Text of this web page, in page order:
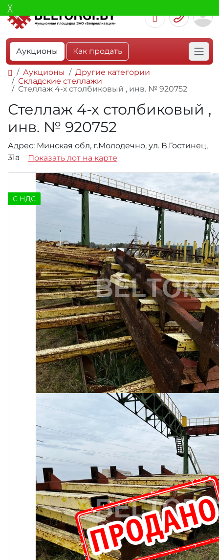
Аукционы Как продать
Аукционы
Другие категории
Складские стеллажи
Стеллаж 4-х столбиковый , инв. № 920752
Стеллаж 4-х столбиковый ,
инв. № 920752
Адрес: Минская обл, г.Молодечно, ул. В.Гостинец,
31а
Показать лот на карте
C НДС